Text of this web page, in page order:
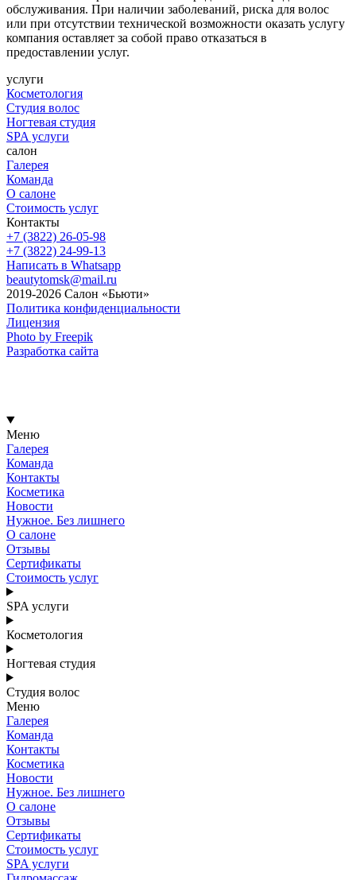
обслуживания. При наличии заболеваний, риска для волос
или при отсутствии технической возможности оказать услугу
компания оставляет за собой право отказаться в
предоставлении услуг.
услуги
Косметология
Студия волос
Ногтевая студия
SPA услуги
салон
Галерея
Команда
О салоне
Стоимость услуг
Контакты
+7 (3822) 26-05-98
+7 (3822) 24-99-13
Написать в Whatsapp
beautytomsk@mail.ru
2019-2026 Салон «Бьюти»
Политика конфиденциальности
Лицензия
Photo by Freepik
Разработка сайта
Меню
Галерея
Команда
Контакты
Косметика
Новости
Нужное. Без лишнего
О салоне
Отзывы
Сертификаты
Стоимость услуг
SPA услуги
Косметология
Ногтевая студия
Студия волос
Меню
Галерея
Команда
Контакты
Косметика
Новости
Нужное. Без лишнего
О салоне
Отзывы
Сертификаты
Стоимость услуг
SPA услуги